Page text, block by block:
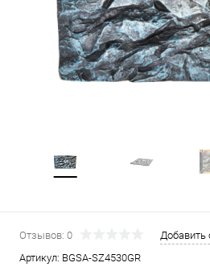
Отзывов: 0
Добавить
Артикул: BGSA-SZ4530GR